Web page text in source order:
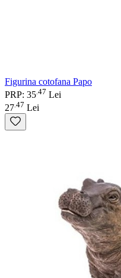
Figurina cotofana Papo
PRP: 35 47 Lei
27 47 Lei